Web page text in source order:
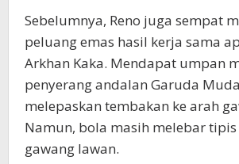
Sebelumnya, Reno juga sempat
peluang emas hasil kerja sama
Arkhan Kaka. Mendapat umpan
penyerang andalan Garuda
melepaskan tembakan ke arah
Namun, bola masih melebar
gawang lawan.